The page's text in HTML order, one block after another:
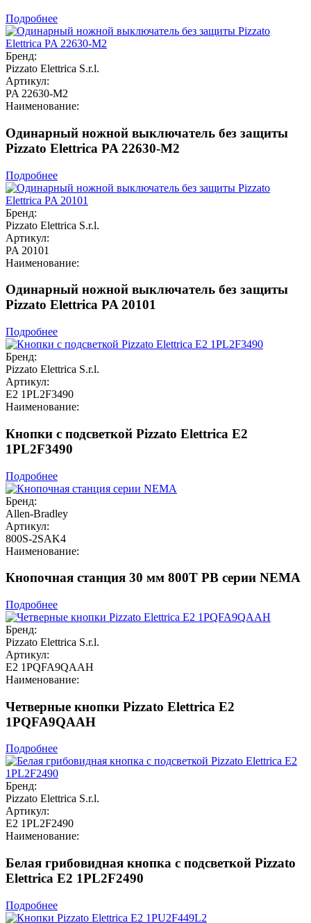
Подробнее
Бренд:
Pizzato Elettrica S.r.l.
Артикул:
PA 22630-M2
Наименование:
Одинарный ножной выключатель без защиты
Pizzato Elettrica PA 22630-M2
Подробнее
Бренд:
Pizzato Elettrica S.r.l.
Артикул:
PA 20101
Наименование:
Одинарный ножной выключатель без защиты
Pizzato Elettrica PA 20101
Подробнее
Бренд:
Pizzato Elettrica S.r.l.
Артикул:
E2 1PL2F3490
Наименование:
Кнопки с подсветкой Pizzato Elettrica E2
1PL2F3490
Подробнее
Бренд:
Allen-Bradley
Артикул:
800S-2SAK4
Наименование:
Кнопочная станция 30 мм 800T PB серии NEMA
Подробнее
Бренд:
Pizzato Elettrica S.r.l.
Артикул:
E2 1PQFA9QAAH
Наименование:
Четверные кнопки Pizzato Elettrica E2
1PQFA9QAAH
Подробнее
Бренд:
Pizzato Elettrica S.r.l.
Артикул:
E2 1PL2F2490
Наименование:
Белая грибовидная кнопка с подсветкой Pizzato
Elettrica E2 1PL2F2490
Подробнее